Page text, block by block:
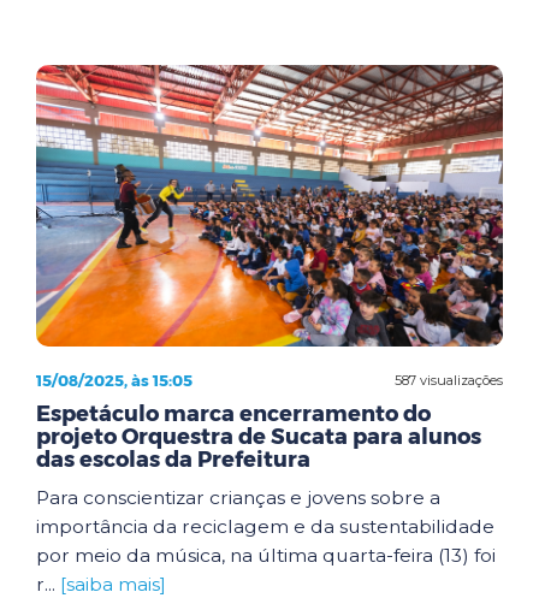
587 visualizações
15/08/2025, às 15:05
Espetáculo marca encerramento do
projeto Orquestra de Sucata para alunos
das escolas da Prefeitura
Para conscientizar crianças e jovens sobre a
importância da reciclagem e da sustentabilidade
por meio da música, na última quarta-feira (13) foi
r... [saiba mais]